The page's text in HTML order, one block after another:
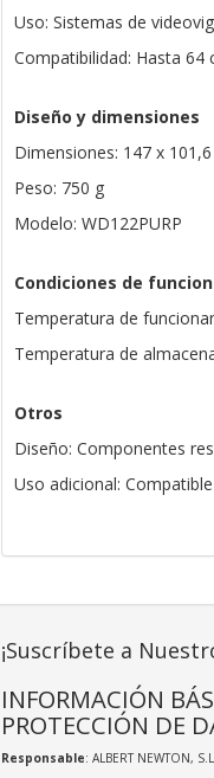
Uso: Sistemas de
Compatibilidad: Hasta
Diseño y dimensiones
Dimensiones: 147 x
Peso: 750 g
Modelo: WD122PURP
Condiciones de
Temperatura de
Temperatura de
Otros
Diseño: Componentes
Uso adicional:
¡Suscríbete a
INFORMACIÓN
PROTECCIÓN DE
Responsable: ALBERT NEWTON,